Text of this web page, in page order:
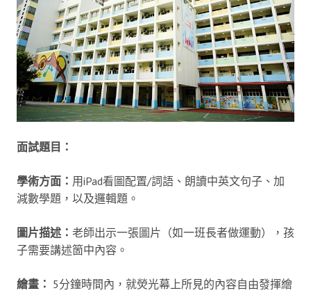
面試題目：
學術方面： 用iPad看圖配置/詞語、朗讀中英文句子、加
減數學題，以及邏輯題。
圖片描述： 老師出示一張圖片（如一班長者做運動），孩
子需要講述箇中內容。
繪畫： 5分鐘時間內，就熒光幕上所見的內容自由發揮繪